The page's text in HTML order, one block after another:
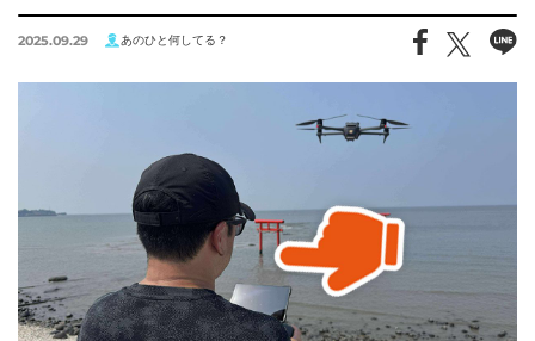
2025.09.29 あのひと何してる？